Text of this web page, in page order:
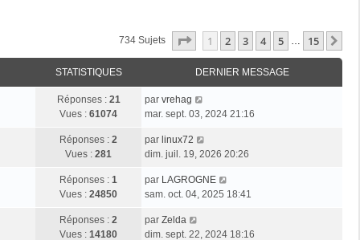
734 Sujets Page Sur15
1 2 3 4 5 … 15
STATISTIQUES DERNIER MESSAGE
Réponses : 21
Vues : 61074
par vrehag
mar. sept. 03, 2024 21:16
Réponses : 2
Vues : 281
par linux72
dim. juil. 19, 2026 20:26
Réponses : 1
Vues : 24850
par LAGROGNE
sam. oct. 04, 2025 18:41
Réponses : 2
Vues : 14180
par Zelda
dim. sept. 22, 2024 18:16